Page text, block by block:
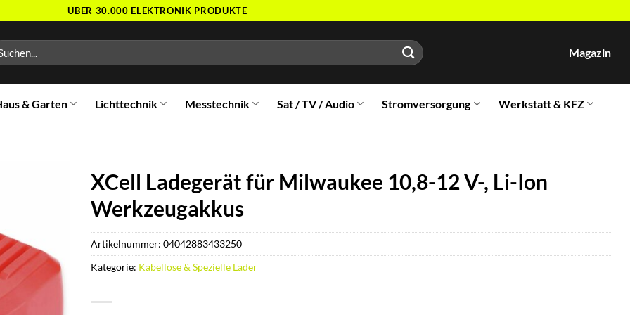
ÜBER 30.000 ELEKTRONIK PRODUKTE
Magazin
& Garten Lichttechnik Messtechnik Sat / TV / Audio Stromversorgung Werkstatt & KFZ
XCell Ladegerät für Milwaukee 10,8-12 V-, Li-Ion
Werkzeugakkus
Artikelnummer: 04042883433250
Kategorie: Kabellose & Spezielle Lader